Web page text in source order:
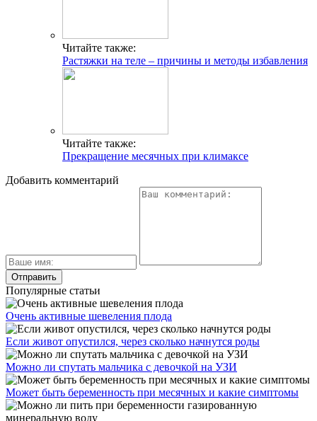
Читайте также:
Растяжки на теле – причины и методы избавления
Читайте также:
Прекращение месячных при климаксе
Добавить комментарий
Популярные статьи
Очень активные шевеления плода
Если живот опустился, через сколько начнутся роды
Можно ли спутать мальчика с девочкой на УЗИ
Может быть беременность при месячных и какие симптомы